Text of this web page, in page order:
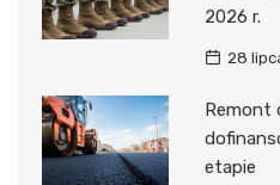
2026 r.
28
Remont
etapie